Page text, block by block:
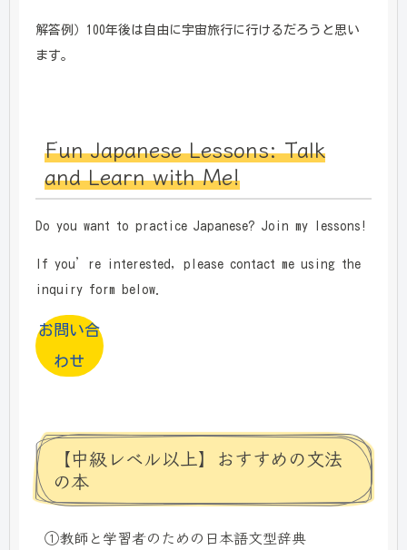
解答例）100年後は自由に宇宙旅行に行けるだろうと思い
ます。
Fun Japanese Lessons: Talk
and Learn with Me!
Do you want to practice Japanese? Join my lessons!
If you’re interested, please contact me using the
inquiry form below.
お問い合
わせ
【中級レベル以上】おすすめの文法
の本
①教師と学習者のための日本語文型辞典